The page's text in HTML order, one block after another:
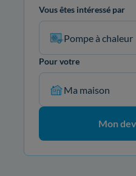
Vous êtes intéressé par
Pompe à chaleur
Pour votre
Ma maison
Mon